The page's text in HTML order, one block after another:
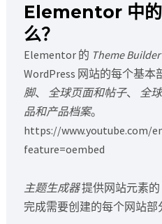
Elementor 中的
么？
Elementor 的 Theme Builder
WordPress 网站的每个基本
脚、 全球页面和帖子、 全
品和产品档案。
https://www.youtube.com/
feature=oembed
主题生成器提供网站元素
完成需要创建的每个网站部